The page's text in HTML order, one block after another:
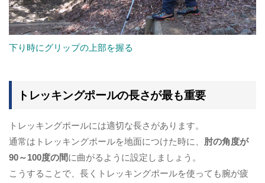
下り時にグリップの上部を握る
トレッキングポールの長さが最も重要
トレッキングポールには適切な長さがあります。
通常はトレッキングポールを地面につけた時に、 肘の角度が
90～100度の間に曲がるように設定しましょう。
こうすることで、長くトレッキングポールを使っても腕が疲